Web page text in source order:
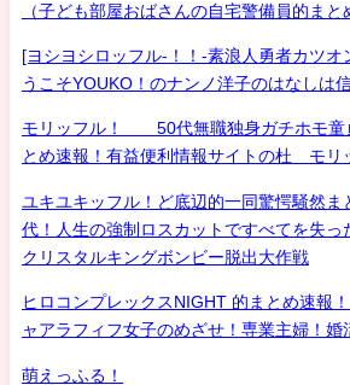
（子ども部屋おばさんの自宅警備員的まと
[ヨシヨシロッフル-！！-素浪人勇者カツオ
うこそYOUKO！のナンノ洋子のはなしは
モリッフル！ 50代無職独身ガチホモ童
とめ速報！有益便利情報サイトの杜 モリ
ユキユキッフル！ど底辺的一同驚愕騒然ま
代！人生の強制ロスカットですべてを失っ
クリスタルキングボンビー脱出大作戦
ヒロコンプレックスNIGHT 的まとめ速報
ャアラフィフ女子のめざせ！専業主婦！婚
萌えっふる！